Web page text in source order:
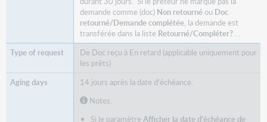
demande comme (doc) Non retournéou Doc
retourné/Demande complétée, la demande est
transférée dans la liste Retourné/Compléter?. .
De Doc reçu à En retard (applicable uniquement pour
les prêts)
14 jours après la date d'échéance.
Notes.
Si le paramètre Afficher la date d'échéance de